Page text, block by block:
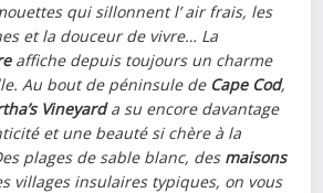
qui sillonnent l’ air frais, les
et la douceur de vivre… La
affiche depuis toujours un charme
Au bout de péninsule de Cape Cod,
Vineyarda su encore davantage
et une beauté si chère à la
plages de sable blanc, des maisons
villages insulaires typiques, on vous